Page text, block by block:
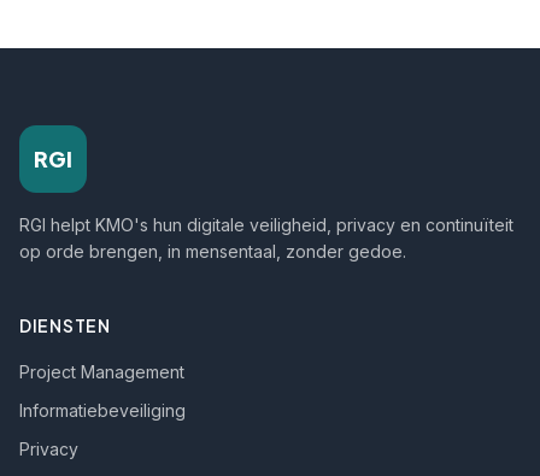
RGI
RGI helpt KMO's hun digitale veiligheid, privacy en continuïteit
op orde brengen, in mensentaal, zonder gedoe.
DIENSTEN
Project Management
Informatiebeveiliging
Privacy